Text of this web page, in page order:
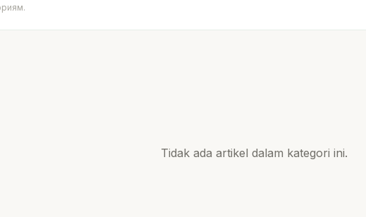
Tidak ada artikel dalam kategori ini.